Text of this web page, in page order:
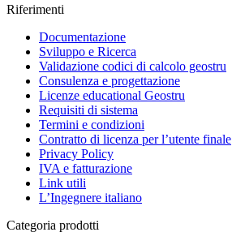
Riferimenti
Documentazione
Sviluppo e Ricerca
Validazione codici di calcolo geostru
Consulenza e progettazione
Licenze educational Geostru
Requisiti di sistema
Termini e condizioni
Contratto di licenza per l’utente finale
Privacy Policy
IVA e fatturazione
Link utili
L’Ingegnere italiano
Categoria prodotti